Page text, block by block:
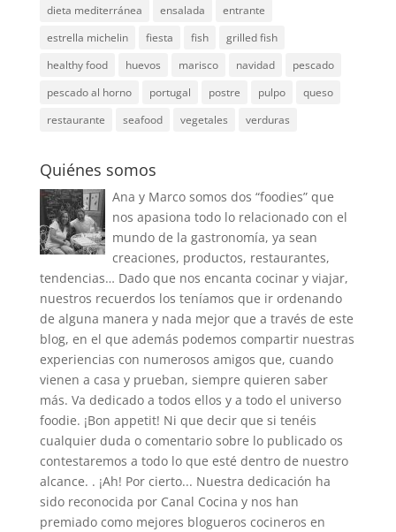
dieta mediterránea
ensalada
entrante
estrella michelin
fiesta fish
grilled fish
healthy food
huevos marisco navidad
pescado
pescado al horno
portugal postre pulpo
queso
restaurante
seafood vegetales verduras
Quiénes somos
Ana y Marco somos dos “foodies” que
nos apasiona todo lo relacionado con el
mundo de la gastronomía, ya sean
creaciones, productos, restaurantes,
tendencias… Dado que nos encanta cocinar y viajar,
nuestros recuerdos los teníamos que ir ordenando
de alguna manera y nada mejor que a través de este
blog, en el que además podemos compartir nuestras
experiencias con numerosos amigos que, cuando
vienen a casa y prueban, siempre quieren saber
más. Va dedicado a todos ellos y a todo el universo
foodie. ¡Bon appetit! Ni que decir que si tenéis
cualquier duda o comentario sobre lo publicado os
contestaremos a todo lo que esté dentro de nuestro
alcance. . ¡Ah! Por cierto... Nuestra dedicación ha
sido reconocida por Canal Cocina y nos han
premiado como mejores blogueros cocineros en